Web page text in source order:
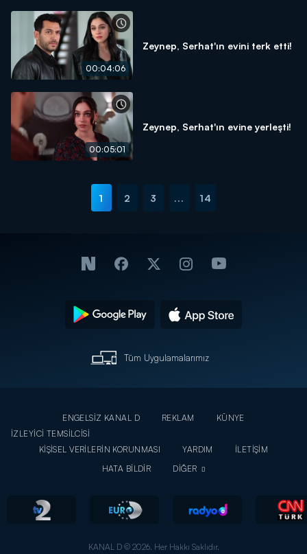
00:04:06
Zeynep, Serhat'ın evini terk etti!
00:05:01
Zeynep, Serhat'ın evine yerleşti!
1 2 3 ... 14
Tüm Uygulamalarımız
ENGELSİZ KANAL D REKLAM
KÜNYE
İZLEYİCİ TEMSİLCİSİ
KİŞİSEL VERİLERİN KORUNMASI
YARDIM
İLETİŞİM
HATA BİLDİR
DİĞER
KANAL D © 2026. Her Hakkı Saklıdır.